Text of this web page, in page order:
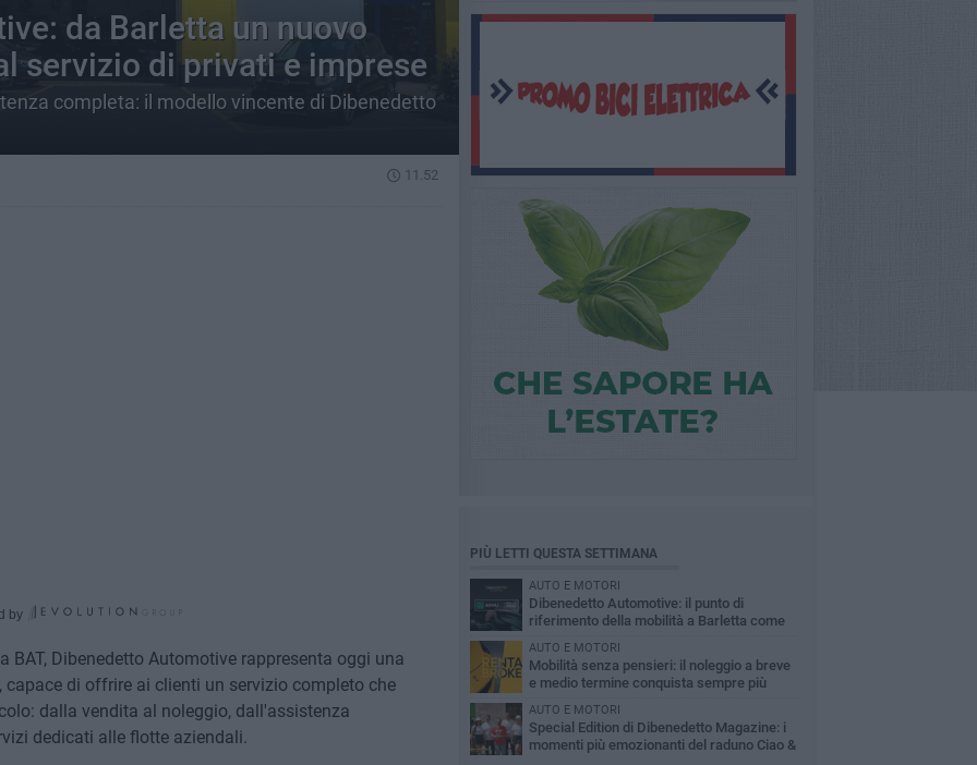
da Barletta un nuovo
servizio di privati e imprese
completa: il modello vincente di Dibenedetto
11.52
by
Dibenedetto Automotive rappresenta oggi una
di offrire ai clienti un servizio completo che
dalla vendita al noleggio, dall'assistenza
dedicati alle flotte aziendali.
PIÙ LETTI QUESTA SETTIMANA
AUTO E MOTORI
Dibenedetto Automotive: il punto di
riferimento della mobilità a Barletta come
AUTO E MOTORI
Mobilità senza pensieri: il noleggio a breve
e medio termine conquista sempre più
AUTO E MOTORI
Special Edition di Dibenedetto Magazine: i
momenti più emozionanti del raduno Ciao &